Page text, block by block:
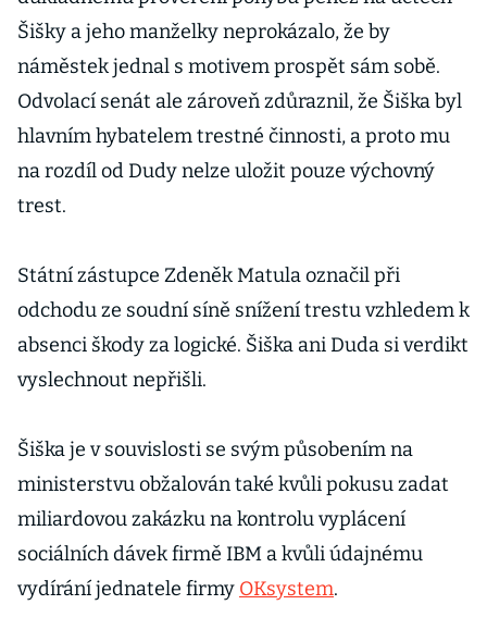
Šišky a jeho manželky neprokázalo, že by
náměstek jednal s motivem prospět sám sobě.
Odvolací senát ale zároveň zdůraznil, že Šiška byl
hlavním hybatelem trestné činnosti, a proto mu
na rozdíl od Dudy nelze uložit pouze výchovný
trest.
Státní zástupce Zdeněk Matula označil při
odchodu ze soudní síně snížení trestu vzhledem k
absenci škody za logické. Šiška ani Duda si verdikt
vyslechnout nepřišli.
Šiška je v souvislosti se svým působením na
ministerstvu obžalován také kvůli pokusu zadat
miliardovou zakázku na kontrolu vyplácení
sociálních dávek firmě IBM a kvůli údajnému
vydírání jednatele firmy OKsystem.